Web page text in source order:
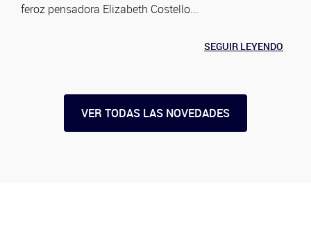
feroz pensadora Elizabeth Costello...
SEGUIR LEYENDO
VER TODAS LAS NOVEDADES